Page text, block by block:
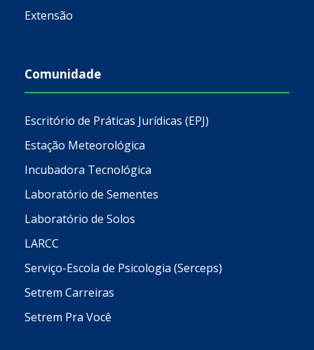
Extensão
Comunidade
Escritório de Práticas Jurídicas (EPJ)
Estação Meteorológica
Incubadora Tecnológica
Laboratório de Sementes
Laboratório de Solos
LARCC
Serviço-Escola de Psicologia (Serceps)
Setrem Carreiras
Setrem Pra Você